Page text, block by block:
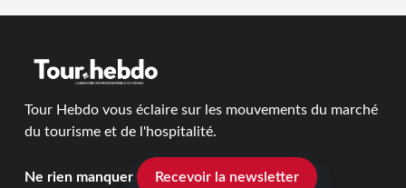
Tour Hebdo vous éclaire sur les mouvements du marché
du tourisme et de l'hospitalité.
Ne rien manquer Recevoir la newsletter